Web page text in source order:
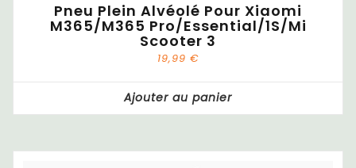
Pneu Plein Alvéolé Pour Xiaomi
M365/M365 Pro/Essential/1S/Mi
Scooter 3
19,99 €
Ajouter au panier